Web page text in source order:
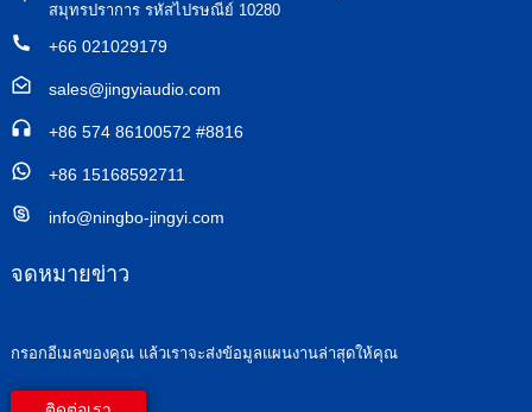
สมุทรปราการ รหัสไปรษณีย์ 10280
+66 021029179
sales@jingyiaudio.com
+86 574 86100572 #8816
+86 15168592711
info@ningbo-jingyi.com
จดหมายข่าว
กรอกอีเมลของคุณ แล้วเราจะส่งข้อมูลแผนงานล่าสุดให้คุณ